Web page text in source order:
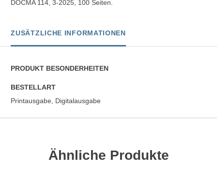
DOCMA 114, 3-2025, 100 Seiten.
ZUSÄTZLICHE INFORMATIONEN
PRODUKT BESONDERHEITEN
BESTELLART
Printausgabe, Digitalausgabe
Ähnliche Produkte